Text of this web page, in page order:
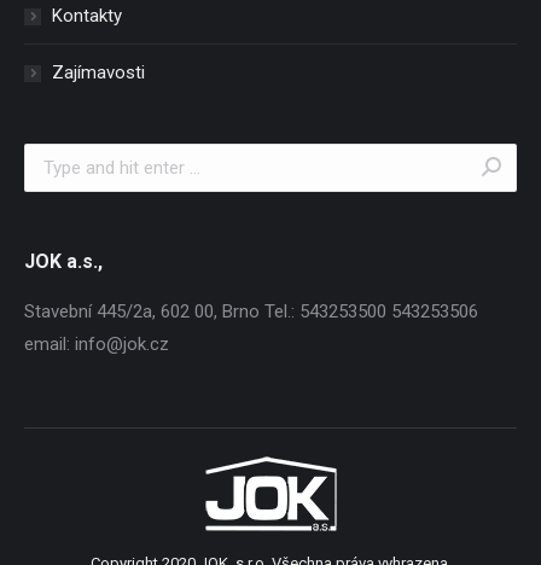
Kontakty
Zajímavosti
Search:
JOK a.s.,
Stavební 445/2a, 602 00, Brno Tel.: 543253500 543253506
email: info@jok.cz